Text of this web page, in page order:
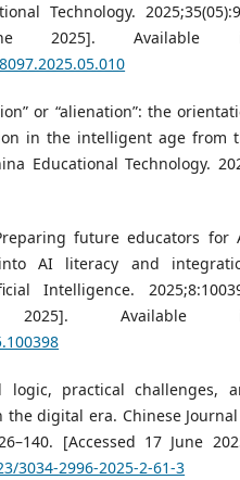
Technology.
2025]. Available
or “alienation”: the
in the intelligent age from
Educational Technology.
future educators for
AI literacy and
Intelligence.
Available
logic, practical challenges,
digital era. Chinese
[Accessed 17 June
3034-2996-2025-2-61-3